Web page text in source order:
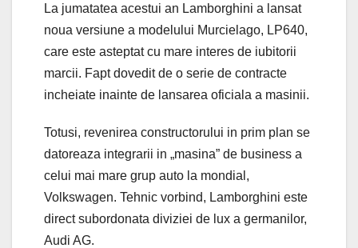
La jumatatea acestui an Lamborghini a lansat
noua versiune a modelului Murcielago, LP640,
care este asteptat cu mare interes de iubitorii
marcii. Fapt dovedit de o serie de contracte
incheiate inainte de lansarea oficiala a masinii.
Totusi, revenirea constructorului in prim plan se
datoreaza integrarii in „masina” de business a
celui mai mare grup auto la mondial,
Volkswagen. Tehnic vorbind, Lamborghini este
direct subordonata diviziei de lux a germanilor,
Audi AG.